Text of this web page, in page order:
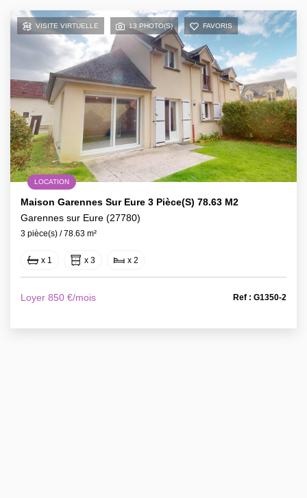
Extranet Gestion
VISITE VIRTUELLE 13 PHOTO(S) FAVORIS
LOCATION
Maison Garennes Sur Eure 3 Pièce(s) 78.63 M2
Garennes sur Eure (27780)
3 pièce(s) / 78.63 m²
x 1 x 3 x 2
Loyer 850 €/mois Ref : G1350-2